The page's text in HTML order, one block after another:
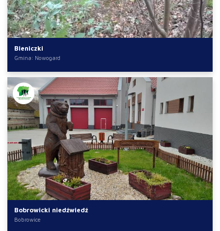
Bieniczki
Gmina: Nowogard
Bobrowicki niedźwiedź
Bobrowice